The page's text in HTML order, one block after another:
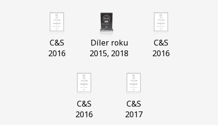
C&S
2016
Díler roku
2015, 2018
C&S
2016
C&S
2016
C&S
2017